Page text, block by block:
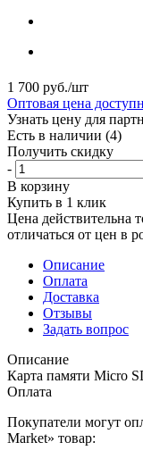
1 700 руб./шт
Оптовая цена
Узнать цену для
Есть в наличии (4)
Получить скидку
-
В корзину
Купить в 1 клик
Цена действительна
отличаться от цен в
Описание
Оплата
Доставка
Отзывы
Задать вопрос
Описание
Карта памяти Micro
Оплата
Покупатели могут
Market» товар: